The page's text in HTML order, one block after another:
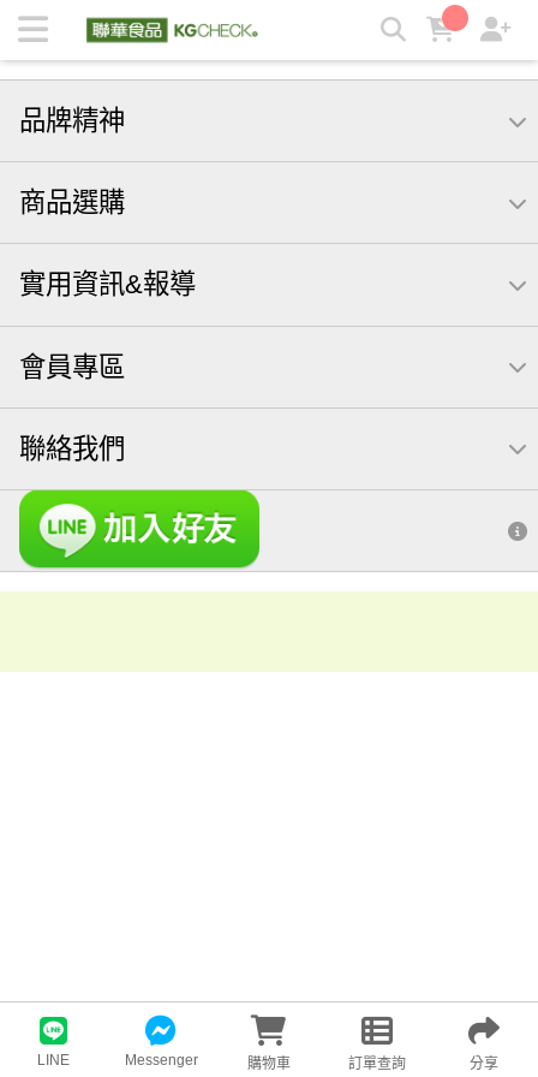
【益生菌】全系列 | KGCHECK聯華食品生醫研究室
品牌精神
商品選購
實用資訊&報導
會員專區
聯絡我們
LINE Messenger 購物車 訂單查詢 分享